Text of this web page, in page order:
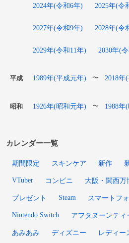
2024年(令和6年) 2025年(令
2027年(令和9年) 2028年(令
2029年(令和11年) 2030年(
平成 1989年(平成元年) 〜 2018年
昭和 1926年(昭和元年) 〜 1988年
カレンダー一覧
期間限定 スキンケア 新作
VTuber コンビニ 大阪・関西万
プレゼント Steam スマートフ
Nintendo Switch アフタヌーンティ
あみあみ ディズニー レディー